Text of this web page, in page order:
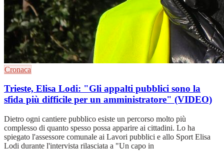
Cronaca
Trieste, Elisa Lodi: "Gli appalti pubblici sono la
sfida più difficile per un amministratore" (VIDEO)
Dietro ogni cantiere pubblico esiste un percorso molto più
complesso di quanto spesso possa apparire ai cittadini. Lo ha
spiegato l'assessore comunale ai Lavori pubblici e allo Sport Elisa
Lodi durante l'intervista rilasciata a "Un capo in